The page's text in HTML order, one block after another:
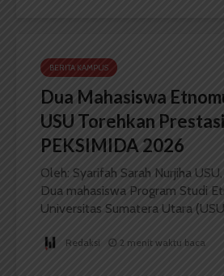
BERITA KAMPUS
Dua Mahasiswa
USU Torehkan
PEKSIMIDA 2026
Oleh: Syarifah Sarah Nurjiha
Dua mahasiswa Program Studi
Universitas Sumatera Utara
Redaksi 2 menit waktu baca